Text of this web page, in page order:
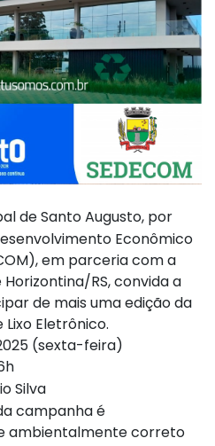
de Santo Augusto, por
Econômico
em parceria com a
RS, convida a
de mais uma edição da
Eletrônico.
(sexta-feira)
Silva
campanha é
ambientalmente correto